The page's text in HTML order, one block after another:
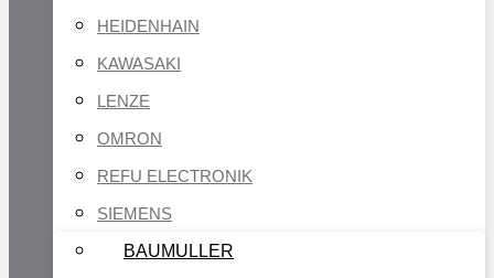
HEIDENHAIN
KAWASAKI
LENZE
OMRON
REFU ELECTRONIK
SIEMENS
BAUMULLER